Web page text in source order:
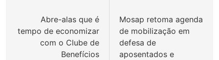
Post
Abre-alas que é
tempo de economizar
com o Clube de
Benefícios
Mosap retoma agenda
de mobilização em
defesa de
aposentados e